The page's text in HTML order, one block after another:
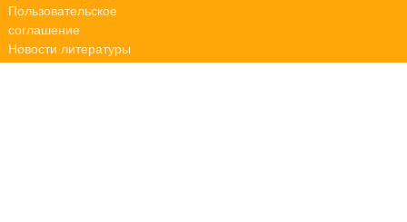
Пользовательское
соглашение
Новости литературы